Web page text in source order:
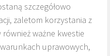
szczegółowo
zaletom korzystania z
ważne kwestie
uprawowych,